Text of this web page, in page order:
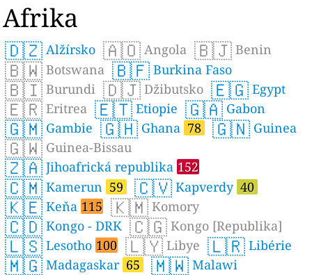
Afrika
🇩🇿 Alžírsko 🇦🇴 Angola 🇧🇯 Benin
🇧🇼 Botswana 🇧🇫 Burkina Faso
🇧🇮 Burundi 🇩🇯 Džibutsko 🇪🇬 Egypt
🇪🇷 Eritrea 🇪🇹 Etiopie 🇬🇦 Gabon
🇬🇲 Gambie 🇬🇭 Ghana 78 🇬🇳 Guinea
🇬🇼 Guinea-Bissau
🇿🇦 Jihoafrická republika 152
🇨🇲 Kamerun 59 🇨🇻 Kapverdy 40
🇰🇪 Keňa 115 🇰🇲 Komory
🇨🇩 Kongo - DRK 🇨🇬 Kongo [Republika]
🇱🇸 Lesotho 100 🇱🇾 Libye 🇱🇷 Libérie
🇲🇬 Madagaskar 65 🇲🇼 Malawi